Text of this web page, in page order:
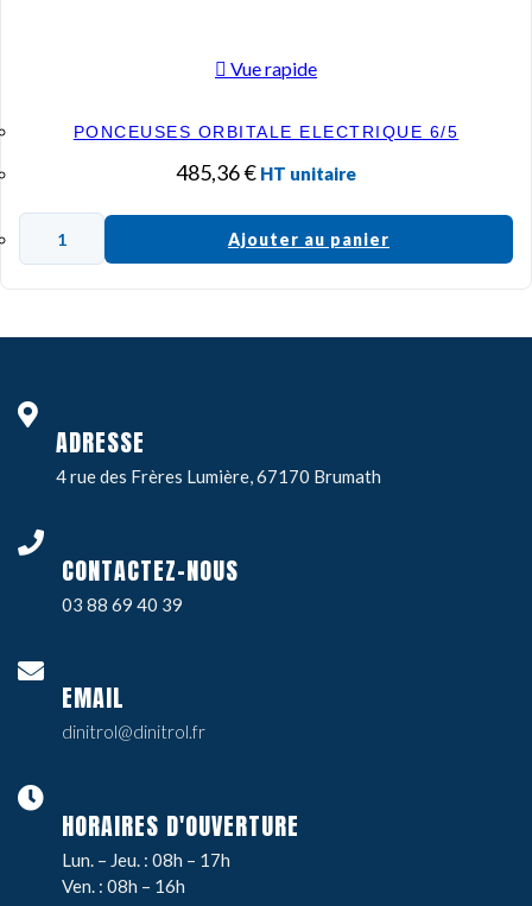
Vue rapide
PONCEUSES ORBITALE ELECTRIQUE 6/5
485,36€ HT unitaire
Ajouter au panier
ADRESSE
4 rue des Frères Lumière, 67170 Brumath
CONTACTEZ-NOUS
03 88 69 40 39
EMAIL
dinitrol@dinitrol.fr
HORAIRES D'OUVERTURE
Lun. – Jeu. : 08h – 17h
Ven. : 08h – 16h